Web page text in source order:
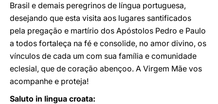
Brasil e demais peregrinos de língua portuguesa,
desejando que esta visita aos lugares santificados
pela pregação e martírio dos Apóstolos Pedro e Paulo
a todos fortaleça na fé e consolide, no amor divino, os
vínculos de cada um com sua família e comunidade
eclesial, que de coração abençoo. A Virgem Mãe vos
acompanhe e proteja!
Saluto in lingua croata: